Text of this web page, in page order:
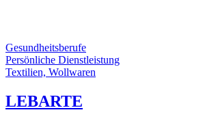
Gesundheitsberufe
Persönliche Dienstleistung
Textilien, Wollwaren
LEBARTE